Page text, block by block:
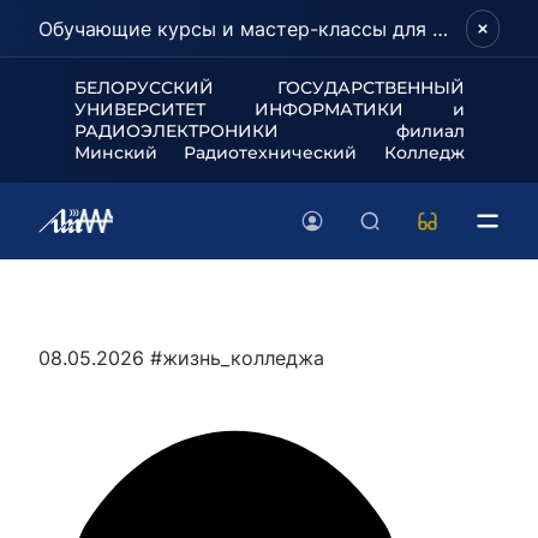
Обучающие курсы и мастер-классы для школьников и абитуриентов!
БЕЛОРУССКИЙ ГОСУДАРСТВЕННЫЙ
УНИВЕРСИТЕТ ИНФОРМАТИКИ и
РАДИОЭЛЕКТРОНИКИ филиал
Минский Радиотехнический Колледж
08.05.2026 #жизнь_колледжа